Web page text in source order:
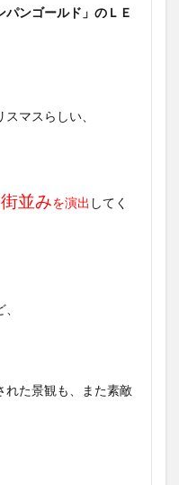
パンゴールド」のＬＥ
マスらしい、
並みを演出 してく
れた景観も、また素敵